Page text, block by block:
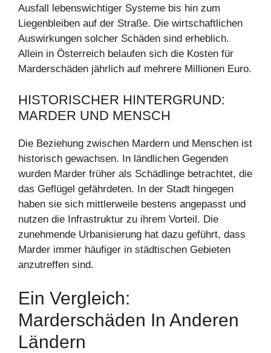
Ausfall lebenswichtiger Systeme bis hin zum
Liegenbleiben auf der Straße. Die wirtschaftlichen
Auswirkungen solcher Schäden sind erheblich.
Allein in Österreich belaufen sich die Kosten für
Marderschäden jährlich auf mehrere Millionen Euro.
HISTORISCHER HINTERGRUND:
MARDER UND MENSCH
Die Beziehung zwischen Mardern und Menschen ist
historisch gewachsen. In ländlichen Gegenden
wurden Marder früher als Schädlinge betrachtet, die
das Geflügel gefährdeten. In der Stadt hingegen
haben sie sich mittlerweile bestens angepasst und
nutzen die Infrastruktur zu ihrem Vorteil. Die
zunehmende Urbanisierung hat dazu geführt, dass
Marder immer häufiger in städtischen Gebieten
anzutreffen sind.
Ein Vergleich:
Marderschäden In Anderen
Ländern